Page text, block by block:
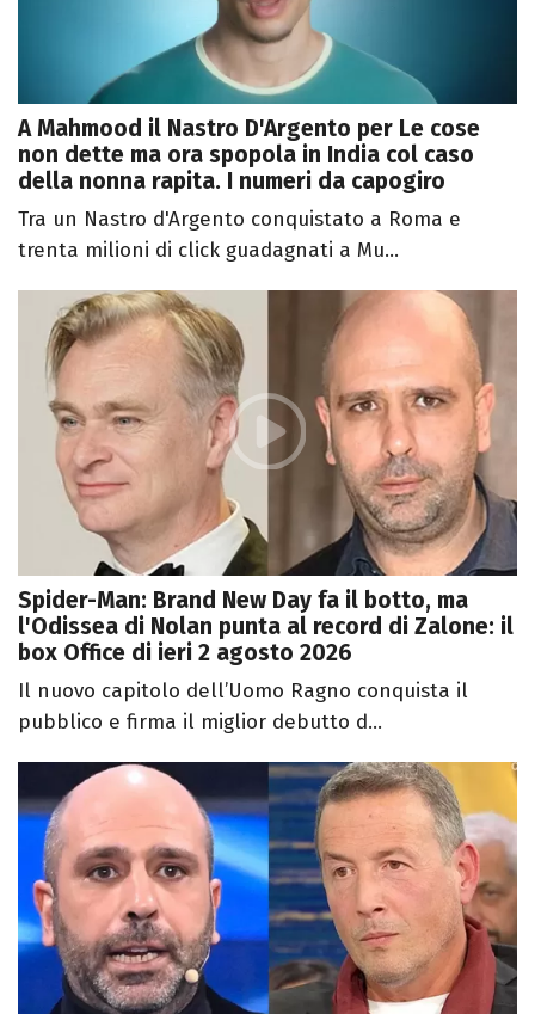
A Mahmood il Nastro D'Argento per Le cose
non dette ma ora spopola in India col caso
della nonna rapita. I numeri da capogiro
Tra un Nastro d'Argento conquistato a Roma e
trenta milioni di click guadagnati a Mu...
Spider-Man: Brand New Day fa il botto, ma
l'Odissea di Nolan punta al record di Zalone: il
box Office di ieri 2 agosto 2026
Il nuovo capitolo dell’Uomo Ragno conquista il
pubblico e firma il miglior debutto d...